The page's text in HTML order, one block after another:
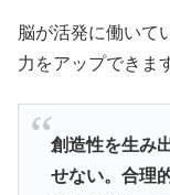
脳が活発に働いて
力をアップできま
創造性を生み
せない。合理